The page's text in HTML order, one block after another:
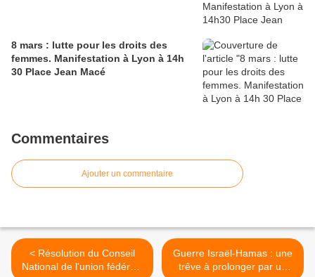
8 mars : lutte pour les droits des
femmes. Manifestation à Lyon à 14h
30 Place Jean Macé
Commentaires
Ajouter un commentaire
< Résolution du Conseil
National de l'union fédérale
Guerre Israël-Hamas : une
trêve à prolonger par un